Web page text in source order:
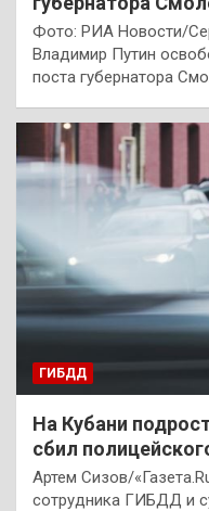
Фото: РИА Новости/
Владимир Путин
поста губернатора
ГИБДД
На Кубани
сбил
Артем Сизов/
сотрудника ГИБДД и